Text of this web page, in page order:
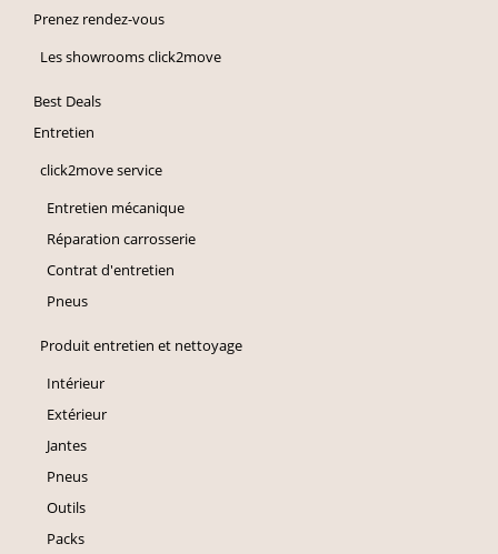
Prenez rendez-vous
Les showrooms click2move
Best Deals
Entretien
click2move service
Entretien mécanique
Réparation carrosserie
Contrat d'entretien
Pneus
Produit entretien et nettoyage
Intérieur
Extérieur
Jantes
Pneus
Outils
Packs